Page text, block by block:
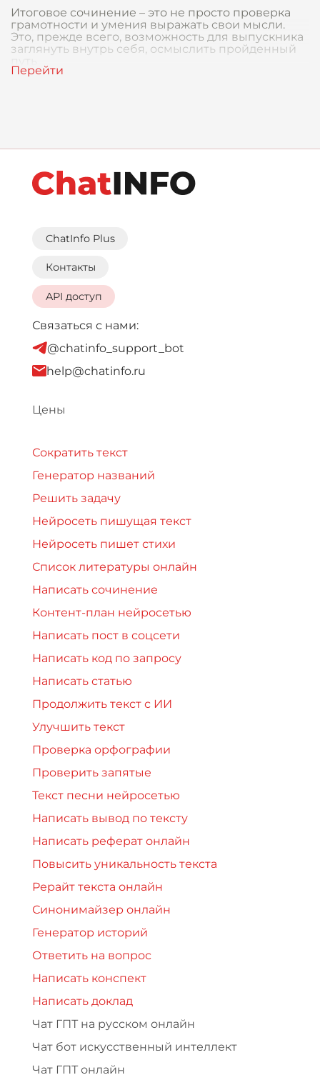
Итоговое сочинение – это не просто проверка
грамотности и умения выражать свои мысли.
Это, прежде всего, возможность для выпускника
заглянуть внутрь себя, осмыслить пройденный
ChatInfo Plus
Контакты
API доступ
Связаться с нами:
@chatinfo_support_bot
help@chatinfo.ru
Цены
Сократить текст
Генератор названий
Решить задачу
Нейросеть пишущая текст
Нейросеть пишет стихи
Список литературы онлайн
Написать сочинение
Контент-план нейросетью
Написать пост в соцсети
Написать код по запросу
Написать статью
Продолжить текст с ИИ
Улучшить текст
Проверка орфографии
Проверить запятые
Текст песни нейросетью
Написать вывод по тексту
Написать реферат онлайн
Повысить уникальность текста
Рерайт текста онлайн
Синонимайзер онлайн
Генератор историй
Ответить на вопрос
Написать конспект
Написать доклад
Чат ГПТ на русском онлайн
Чат бот искусственный интеллект
Чат ГПТ онлайн